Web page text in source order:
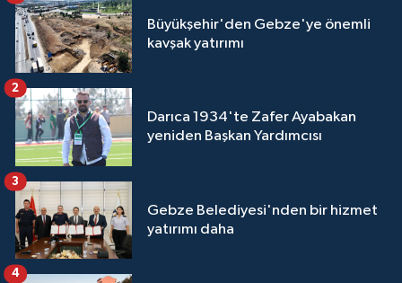
Büyükşehir'den Gebze'ye önemli
kavşak yatırımı
Darıca 1934'te Zafer Ayabakan
yeniden Başkan Yardımcısı
2
Gebze Belediyesi'nden bir hizmet
yatırımı daha
3
4